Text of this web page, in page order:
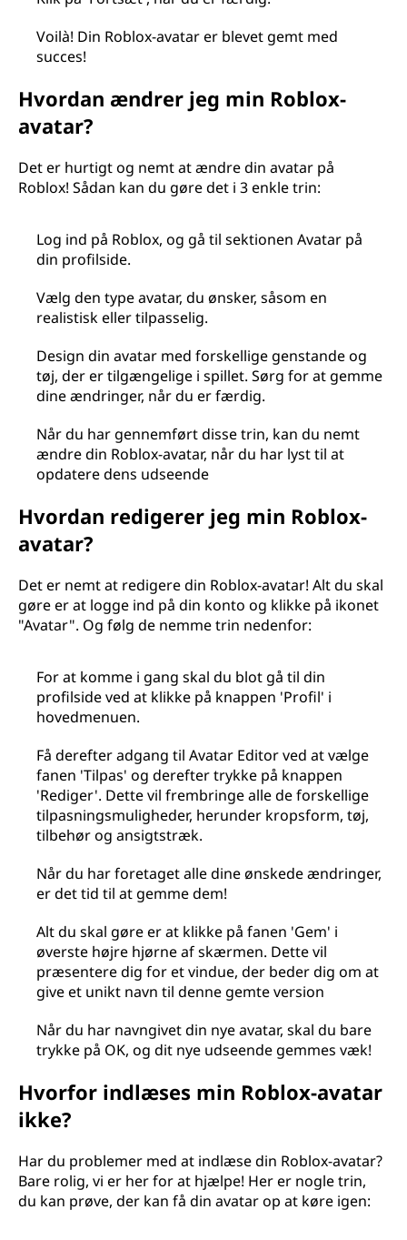
Voilà! Din Roblox-avatar er blevet gemt med
succes!
Hvordan ændrer jeg min Roblox-
avatar?
Det er hurtigt og nemt at ændre din avatar på
Roblox! Sådan kan du gøre det i 3 enkle trin:
Log ind på Roblox, og gå til sektionen Avatar på
din profilside.
Vælg den type avatar, du ønsker, såsom en
realistisk eller tilpasselig.
Design din avatar med forskellige genstande og
tøj, der er tilgængelige i spillet. Sørg for at gemme
dine ændringer, når du er færdig.
Når du har gennemført disse trin, kan du nemt
ændre din Roblox-avatar, når du har lyst til at
opdatere dens udseende
Hvordan redigerer jeg min Roblox-
avatar?
Det er nemt at redigere din Roblox-avatar! Alt du skal
gøre er at logge ind på din konto og klikke på ikonet
"Avatar". Og følg de nemme trin nedenfor:
For at komme i gang skal du blot gå til din
profilside ved at klikke på knappen 'Profil' i
hovedmenuen.
Få derefter adgang til Avatar Editor ved at vælge
fanen 'Tilpas' og derefter trykke på knappen
'Rediger'. Dette vil frembringe alle de forskellige
tilpasningsmuligheder, herunder kropsform, tøj,
tilbehør og ansigtstræk.
Når du har foretaget alle dine ønskede ændringer,
er det tid til at gemme dem!
Alt du skal gøre er at klikke på fanen 'Gem' i
øverste højre hjørne af skærmen. Dette vil
præsentere dig for et vindue, der beder dig om at
give et unikt navn til denne gemte version
Når du har navngivet din nye avatar, skal du bare
trykke på OK, og dit nye udseende gemmes væk!
Hvorfor indlæses min Roblox-avatar
ikke?
Har du problemer med at indlæse din Roblox-avatar?
Bare rolig, vi er her for at hjælpe! Her er nogle trin,
du kan prøve, der kan få din avatar op at køre igen: